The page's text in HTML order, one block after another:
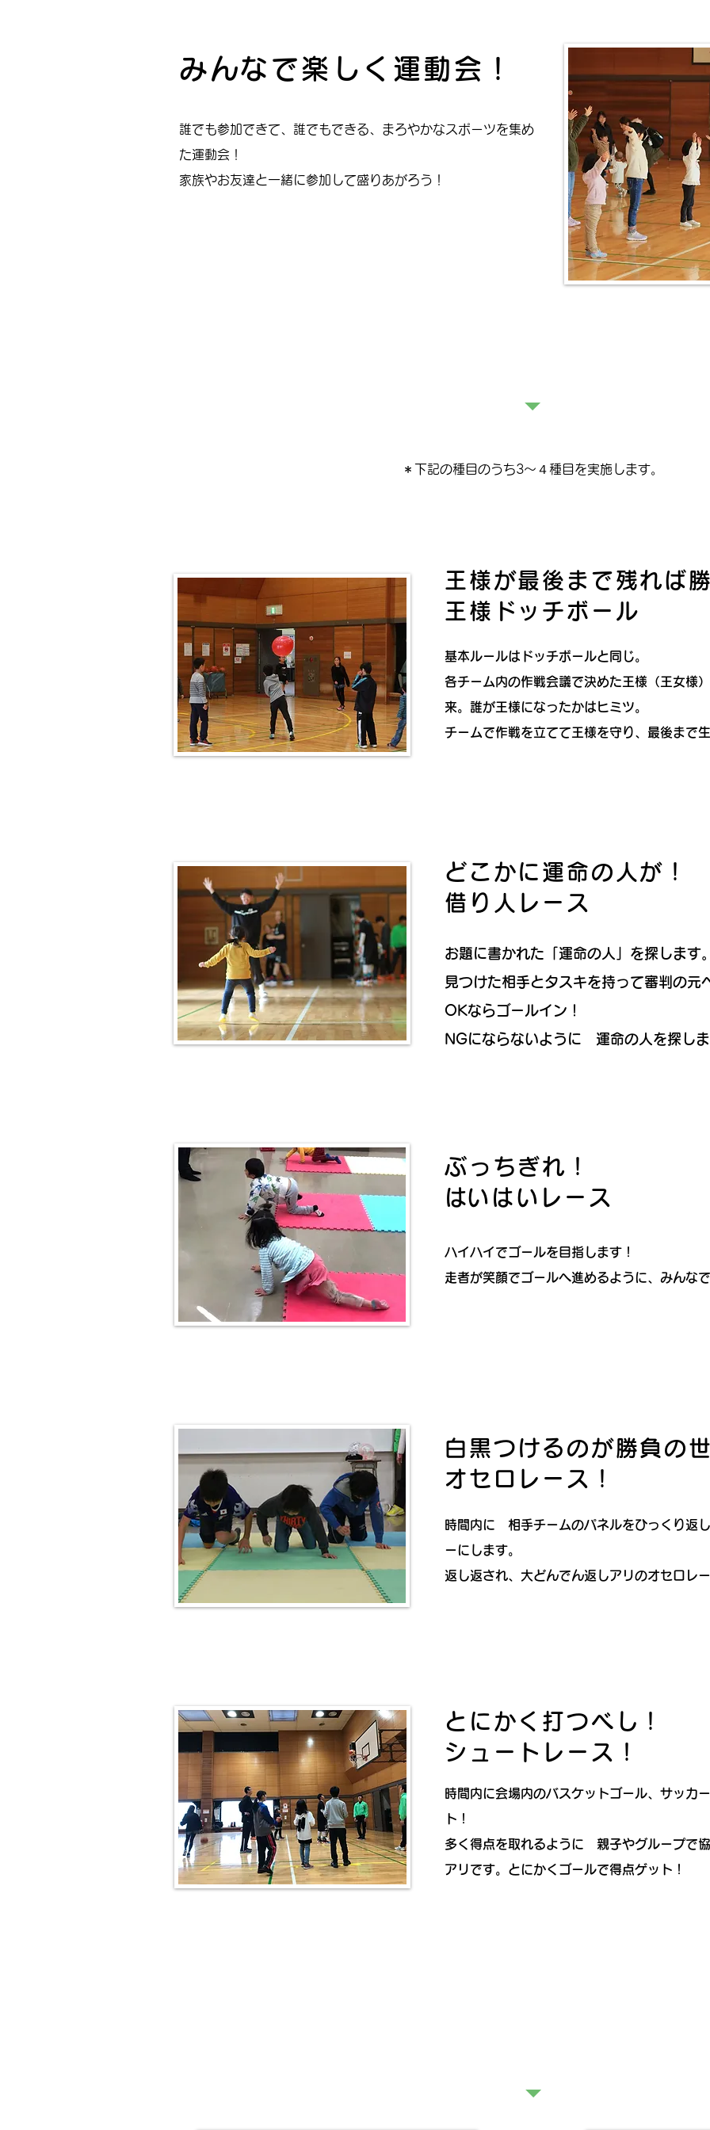
みんなで楽しく運動会！
誰でも参加できて、誰でもできる、まろやかなスポーツを集め
た運動会！
家族やお友達と一緒に参加して盛りあがろう！
＊下記の種目のうち3〜４種目を実施します。
王様が最後まで残れば勝
王様ドッチボール
基本ルールはドッチボールと同じ。
各チーム内の作戦会議で決めた王様（王女様
来。誰が王様になったかはヒミツ。
チームで作戦を立てて王様を守り、最後まで
どこかに運命の人が！
借り人レース
お題に書かれた「運命の人」を探します。
見つけた相手とタスキを持って審判の元
OKならゴールイン！
NGにならないように 運命の人を探しま
ぶっちぎれ！
​はいはいレース
ハイハイでゴールを目指します！
走者が笑顔でゴールへ進めるように、みんなで
白黒つけるのが勝負の世
オセロレース！
時間内に 相手チームのパネルをひっくり返
ーにします。
返し返され、大どんでん返しアリのオセロレー
とにかく打つべし！
シュートレース！
時間内に会場内のバスケットゴール、サッカ
ト！
多く得点を取れるように 親子やグループで
アリです。とにかくゴールで得点ゲット！